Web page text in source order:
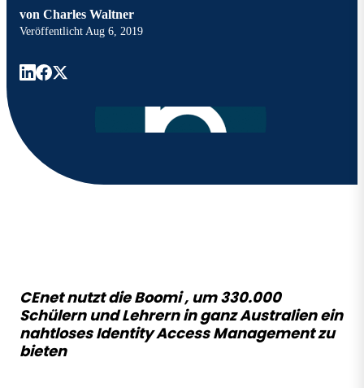
von Charles Waltner
Veröffentlicht Aug 6, 2019
CEnet nutzt die Boomi , um 330.000
Schülern und Lehrern in ganz Australien ein
nahtloses Identity Access Management zu
bieten